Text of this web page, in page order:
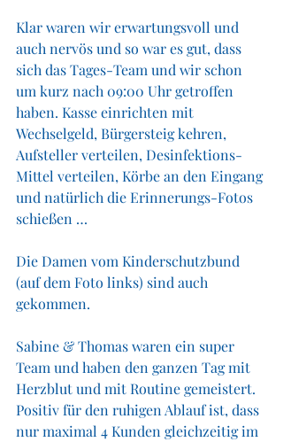
Klar waren wir erwartungsvoll und
auch nervös und so war es gut, dass
sich das Tages-Team und wir schon
um kurz nach 09:00 Uhr getroffen
haben. Kasse einrichten mit
Wechselgeld, Bürgersteig kehren,
Aufsteller verteilen, Desinfektions-
Mittel verteilen, Körbe an den Eingang
und natürlich die Erinnerungs-Fotos
schießen …
Die Damen vom Kinderschutzbund
(auf dem Foto links) sind auch
gekommen.
Sabine & Thomas waren ein super
Team und haben den ganzen Tag mit
Herzblut und mit Routine gemeistert.
Positiv für den ruhigen Ablauf ist, dass
nur maximal 4 Kunden gleichzeitig im